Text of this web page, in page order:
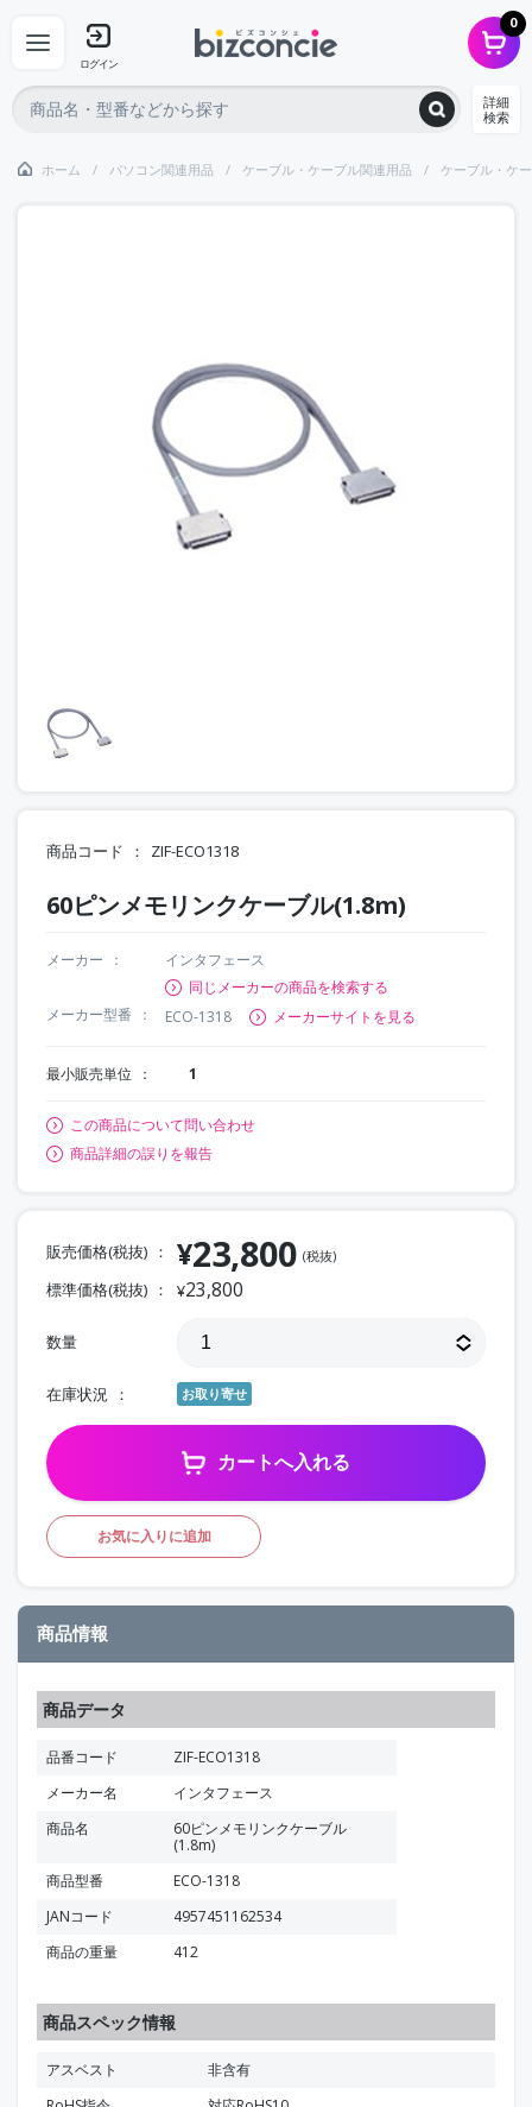
ログイン
0
詳細
検索
ホーム パソコン関連用品 ケーブル・ケーブル関連用品 ケーブル・ケ
商品コード ZIF-ECO1318
60ピンメモリンクケーブル(1.8m)
メーカー
インタフェース
同じメーカーの商品を検索する
メーカー型番
ECO-1318 メーカーサイトを見る
最小販売単位 1
この商品について問い合わせ
商品詳細の誤りを報告
販売価格(税抜) ¥23,800 (税抜)
標準価格(税抜) ¥23,800
数量
在庫状況 お取り寄せ
カートへ入れる
お気に入りに追加
商品情報
商品データ
品番コード
ZIF-ECO1318
メーカー名
インタフェース
商品名
60ピンメモリンクケーブル
(1.8m)
商品型番
ECO-1318
JANコード
4957451162534
商品の重量
412
商品スペック情報
アスベスト
非含有